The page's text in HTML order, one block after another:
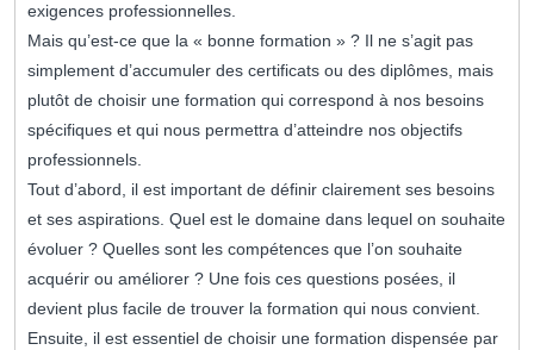
exigences professionnelles.
Mais qu’est-ce que la « bonne formation » ? Il ne s’agit pas
simplement d’accumuler des certificats ou des diplômes, mais
plutôt de choisir une formation qui correspond à nos besoins
spécifiques et qui nous permettra d’atteindre nos objectifs
professionnels.
Tout d’abord, il est important de définir clairement ses besoins
et ses aspirations. Quel est le domaine dans lequel on souhaite
évoluer ? Quelles sont les compétences que l’on souhaite
acquérir ou améliorer ? Une fois ces questions posées, il
devient plus facile de trouver la formation qui nous convient.
Ensuite, il est essentiel de choisir une formation dispensée par